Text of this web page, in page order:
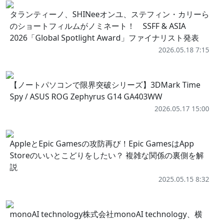
タランティーノ、SHINeeオンユ、ステフィン・カリーら
のショートフィルムがノミネート！ SSFF & ASIA
2026「Global Spotlight Award」ファイナリスト発表
2026.05.18 7:15
【ノートパソコンで限界突破シリーズ】3DMark Time
Spy / ASUS ROG Zephyrus G14 GA403WW
2026.05.17 15:00
AppleとEpic Gamesの攻防再び！Epic GamesはApp
Storeのいいとこどりをしたい？ 複雑な関係の裏側を解
説
2025.05.15 8:32
monoAI technology株式会社monoAI technology、横